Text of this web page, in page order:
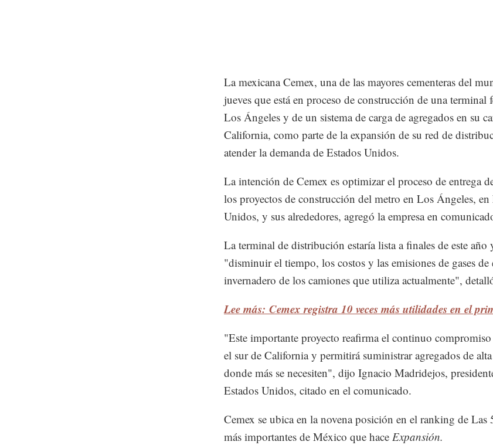
La mexicana Cemex, una de las mayores cementeras del
jueves que está en proceso de construcción de una terminal
Los Ángeles y de un sistema de carga de agregados en su
California, como parte de la expansión de su red de
atender la demanda de Estados Unidos.
La intención de Cemex es optimizar el proceso de entrega
los proyectos de construcción del metro en Los Ángeles, en
Unidos, y sus alrededores, agregó la empresa en
La terminal de distribución estaría lista a finales de este año
"disminuir el tiempo, los costos y las emisiones de gases de
invernadero de los camiones que utiliza actualmente",
Lee más: Cemex registra 10 veces más utilidades en el
"Este importante proyecto reafirma el continuo
el sur de California y permitirá suministrar agregados de
donde más se necesiten", dijo Ignacio Madridejos,
Estados Unidos, citado en el comunicado.
Cemex se ubica en la novena posición en el ranking de Las
más importantes de México que hace Expansión.